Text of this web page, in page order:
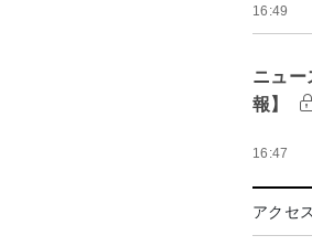
16:49
ニュー
報】
16:47
アクセ